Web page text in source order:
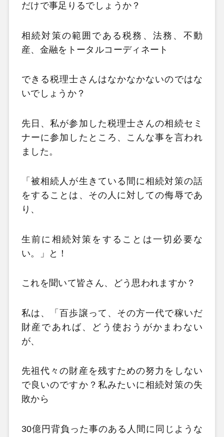
だけで事足りるでしょうか？
相続対策の範囲である税務、法務、不動
産、金融をトータルコーディネート
できる税理士さんはなかなかないのではな
いでしょうか？
先日、私が参加した税理士さんの相続セミ
ナーに参加したところ、こんな事を言われ
ました。
「被相続人が生きている間に相続対策の話
をすることは、その人に対しての侮辱であ
り、
生前に相続対策をすることは一切必要な
い。」と！
これを聞いて皆さん、どう思われますか？
私は、「百歩譲って、その方一代で稼いだ
財産であれば、どう使おうがかまわない
が、
先祖代々の財産を残すための努力をしない
で良いのですか？私みたいに相続対策の失
敗から
30億円背負った事のある人間に同じような